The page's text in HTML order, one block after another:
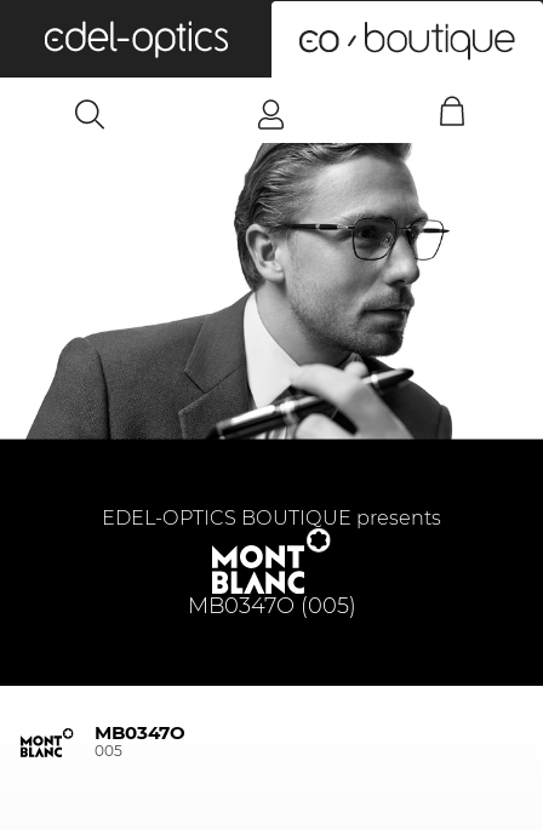
MB0347O (005)
EDEL-OPTICS BOUTIQUE presents
MB0347O
005